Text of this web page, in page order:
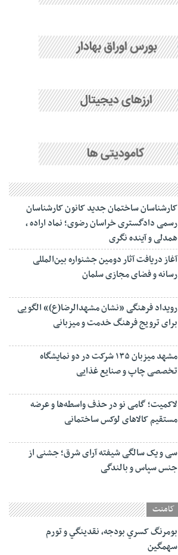
کارشناسان ساختمان جدید کانون کارشناسان
رسمی دادگستری خراسان رضوی؛ نماد اراده ،
همدلی و آینده نگری
آغاز دریافت آثار دومین جشنواره بین‌المللی
رسانه و فضای مجازی سلمان
رویداد فرهنگی «نشان مشهدالرضا(ع)» الگویی
برای ترویج فرهنگ خدمت و میزبانی
مشهد میزبان ۱۳۵ شرکت در دو نمایشگاه
تخصصی چاپ و صنایع غذایی
لاکمیت؛ گامی نو در حذف واسطه‌ها و عرضه
مستقیم کالاهای لوکس ساختمانی
سی و یک سالگی شیفته آرای شرق؛ جشنی از
جنس سپاس و بالندگی
کامنت
بومرنگ کسري بودجه، نقدينگي و تورم
سهمگين